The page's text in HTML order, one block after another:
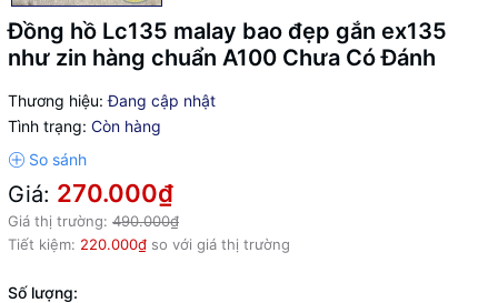
Đồng hồ Lc135 malay bao đẹp gắn ex135
như zin hàng chuẩn A100 Chưa Có Đánh
Thương hiệu: Đang cập nhật
Tình trạng: Còn hàng
Giá: 270.000₫
Giá thị trường: 490.000₫
Tiết kiệm: 220.000₫ so với giá thị trường
Số lượng: